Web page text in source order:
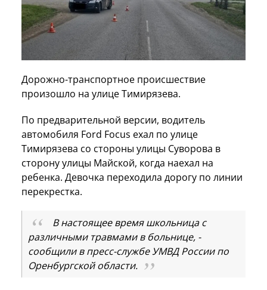
Дорожно-транспортное происшествие
произошло на улице Тимирязева.
По предварительной версии, водитель
автомобиля Ford Focus ехал по улице
Тимирязева со стороны улицы Суворова в
сторону улицы Майской, когда наехал на
ребенка. Девочка переходила дорогу по линии
перекрестка.
В настоящее время школьница с
различными травмами в больнице, -
сообщили в пресс-службе УМВД России по
Оренбургской области.